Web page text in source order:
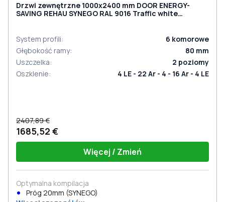
Drzwi zewnętrzne 1000x2400 mm DOOR ENERGY-
SAVING REHAU SYNEGO RAL 9016 Traffic white
System profili: 6 komorowe
Głębokość ramy: 80 mm
Uszczelka: 2 poziomy
Oszklenie: 4 LE - 22 Ar - 4 - 16 Ar - 4 LE
2407,89 €
1685,52 €
Więcej / Zmień
Optymalna kompilacja
Próg 20mm (SYNEGO)